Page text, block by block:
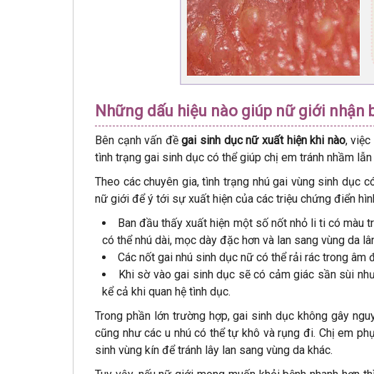
Những dấu hiệu nào giúp nữ giới nhận
Bên cạnh vấn đềgai sinh dục nữ xuất hiện khi nào, việc
tình trạng gai sinh dục có thể giúp chị em tránh nhầm
Theo các chuyên gia, tình trạng nhú gai vùng sinh dục
nữ giới để ý tới sự xuất hiện của các triệu chứng điển
Ban đầu thấy xuất hiện một số nốt nhỏ li ti có màu
có thể nhú dài, mọc dày đặc hơn và lan sang vùng da
Các nốt gai nhú sinh dục nữ có thể rải rác trong âm
Khi sờ vào gai sinh dục sẽ có cảm giác sần sùi
kể cả khi quan hệ tình dục.
Trong phần lớn trường hợp, gai sinh dục không gây
cũng như các u nhú có thể tự khô và rụng đi. Chị em
sinh vùng kín để tránh lây lan sang vùng da khác.